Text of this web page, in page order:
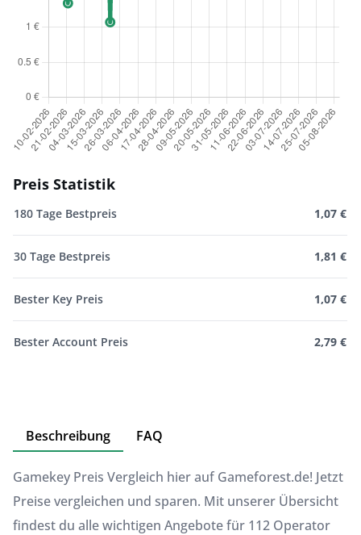
Preis Statistik
180 Tage Bestpreis 1,07 €
30 Tage Bestpreis 1,81 €
Bester Key Preis 1,07 €
Bester Account Preis 2,79 €
Beschreibung FAQ
Gamekey Preis Vergleich hier auf Gameforest.de! Jetzt
Preise vergleichen und sparen. Mit unserer Übersicht
findest du alle wichtigen Angebote für 112 Operator